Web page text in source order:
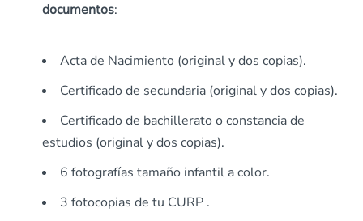
documentos:
Acta de Nacimiento (original y dos copias).
Certificado de secundaria (original y dos copias).
Certificado de bachillerato o constancia de
estudios (original y dos copias).
6 fotografías tamaño infantil a color.
3 fotocopias de tu CURP .